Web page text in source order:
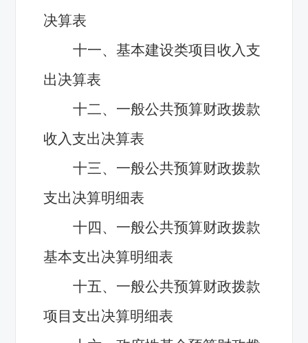
决算表
十一、基本建设类项目收入支
出决算表
十二、一般公共预算财政拨款
收入支出决算表
十三、一般公共预算财政拨款
支出决算明细表
十四、一般公共预算财政拨款
基本支出决算明细表
十五、一般公共预算财政拨款
项目支出决算明细表